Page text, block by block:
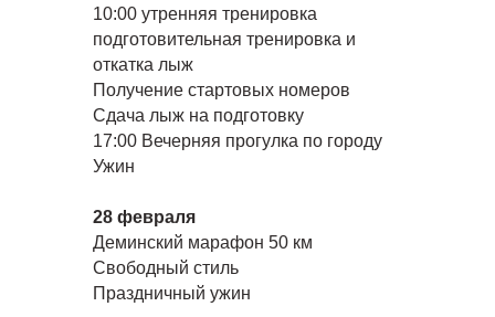
10:00 утренняя тренировка
подготовительная тренировка и
откатка лыж
Получение стартовых номеров
Сдача лыж на подготовку
17:00 Вечерняя прогулка по городу
Ужин
28 февраля
Деминский марафон 50 км
Свободный стиль
Праздничный ужин